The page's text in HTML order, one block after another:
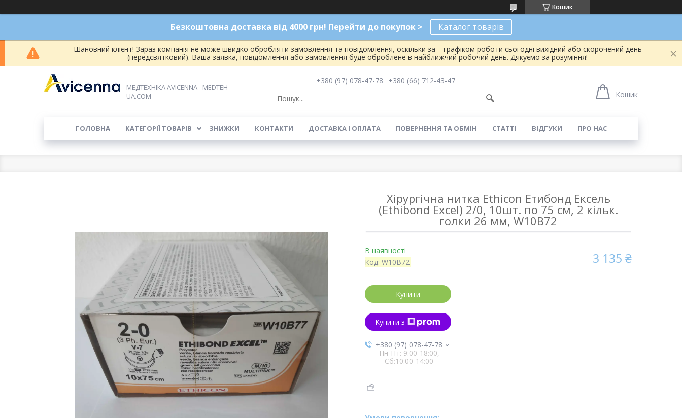
Кошик
Безкоштовна доставка від 4000 грн! Перейти до покупок > Каталог товарів
Шановний клієнт! Зараз компанія не може швидко обробляти замовлення та повідомлення, оскільки за її графіком роботи сьогодні вихідний або скорочений день
(передсвятковий). Ваша заявка, повідомлення або замовлення буде оброблене в найближчий робочий день. Дякуємо за розуміння!
МЕДТЕХНІКА AVICENNA - MEDTEH-
UA.COM
+380 (97) 078-47-78
+380 (66) 712-43-47
Кошик
ГОЛОВНА КАТЕГОРІЇ ТОВАРІВ ЗНИЖКИ КОНТАКТИ ДОСТАВКА І ОПЛАТА ПОВЕРНЕННЯ ТА ОБМІН СТАТТІ ВІДГУКИ ПРО НАС
Хірургічна нитка Ethicon Етибонд Ексель
(Ethibond Excel) 2/0, 10шт. по 75 см, 2 кільк.
голки 26 мм, W10B72
В наявності
Код: W10B72 3 135 ₴
Купити
Купити з
+380 (97) 078-47-78
Пн-Пт: 9:00-18:00,
Сб:10:00-14:00